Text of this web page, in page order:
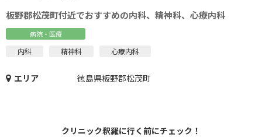
板野郡松茂町付近でおすすめの内科、精神科、心療内科
病院・医療
内科 精神科 心療内科
エリア 徳島県板野郡松茂町
クリニック釈羅に行く前にチェック！